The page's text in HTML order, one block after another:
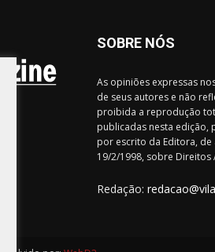
SOBRE NÓS
As opiniões expressas
de seus autores e não
proibida a reprodução
publicadas nesta edição,
por escrito da Editora, de
19/2/1998, sobre Direitos
Redação: